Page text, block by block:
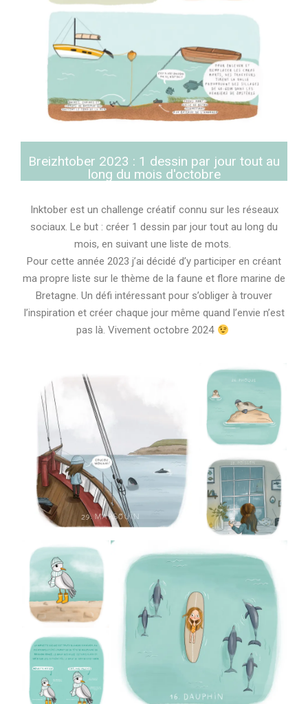
Breizhtober 2023 : 1 dessin par jour tout au
long du mois d'octobre
Inktober est un challenge créatif connu sur les réseaux
sociaux. Le but : créer 1 dessin par jour tout au long du
mois, en suivant une liste de mots.
Pour cette année 2023 j’ai décidé d’y participer en créant
ma propre liste sur le thème de la faune et flore marine de
Bretagne. Un défi intéressant pour s’obliger à trouver
l’inspiration et créer chaque jour même quand l’envie n’est
pas là. Vivement octobre 2024